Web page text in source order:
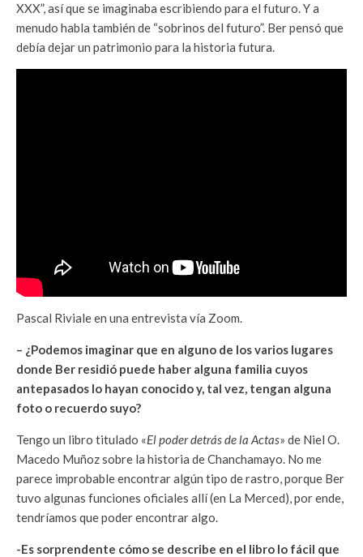
XXX”, así que se imaginaba escribiendo para el futuro. Y a
menudo habla también de “sobrinos del futuro”. Ber pensó que
debía dejar un patrimonio para la historia futura.
Pascal Riviale en una entrevista vía Zoom.
– ¿Podemos imaginar que en alguno de los varios lugares
donde Ber residió puede haber alguna familia cuyos
antepasados lo hayan conocido y, tal vez, tengan alguna
foto o recuerdo suyo?
Tengo un libro titulado «El poder detrás de la Actas» de Niel O.
Macedo Muñoz sobre la historia de Chanchamayo. No me
parece improbable encontrar algún tipo de rastro, porque Ber
tuvo algunas funciones oficiales allí (en La Merced), por ende,
tendríamos que poder encontrar algo.
-Es sorprendente cómo se describe en el libro lo fácil que